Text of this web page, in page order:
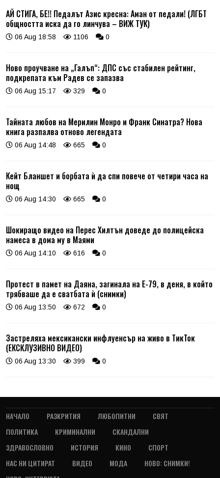
АЙ СТИГА, БЕ!! Педалът Азис кресна: Аман от педали! (ЛГБТ
общността иска да го линчува – ВИЖ ТУК)
06 Aug 18:58 1106 0
Ново проучване на „Галъп“: ДПС със стабилен рейтинг,
подкрепата към Радев се запазва
06 Aug 15:17 329 0
Тайната любов на Мерилин Монро и Франк Синатра? Нова
книга разпалва отново легендата
06 Aug 14:48 665 0
Кейт Бланшет и борбата ѝ да спи повече от четири часа на
нощ
06 Aug 14:30 665 0
Шокиращо видео на Перес Хилтън доведе до полицейска
намеса в дома му в Маями
06 Aug 14:10 616 0
Протест в памет на Даяна, загинала на Е-79, в деня, в който
трябваше да е сватбата ѝ (снимки)
06 Aug 13:50 672 0
Застреляха мексикански инфлуенсър на живо в ТикТок
(ЕКСКЛУЗИВНО ВИДЕО)
06 Aug 13:30 399 0
НАЧАЛО РАЗКРИТИЯ ЛЮБОПИТНИ
СВЯТ
ПОЛИТИКА
КРИМИНАЛНИ
СКАНДАЛНИ
ЗДРАВОСЛОВНО
ИСТОРИЯ КИНО
СПОРТ
НАС НИ ЦИТИРАТ
ВИДЕО МОДА
НОВО: СНИМКИ!